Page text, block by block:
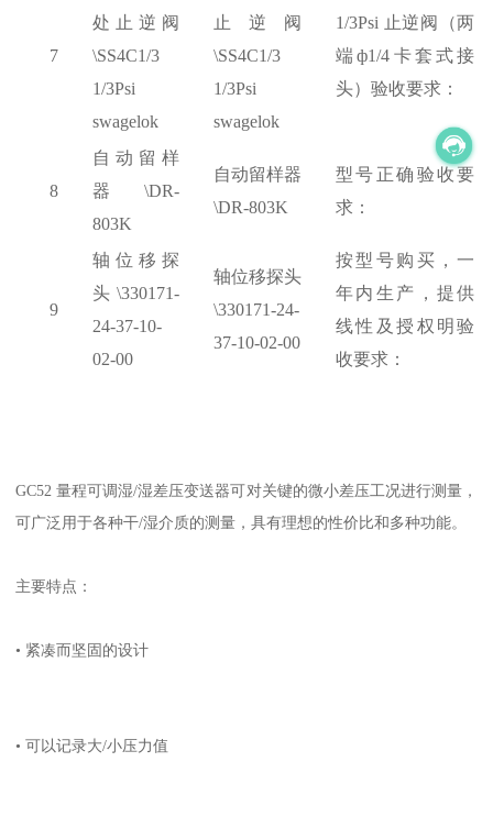
7
处止逆阀
\SS4C1/3
1/3Psi
swagelok
止逆阀
\SS4C1/3
1/3Psi
swagelok
1/3Psi 止逆阀（两
端ф1/4卡套式接
头）验收要求：
8
自动留样
器\DR-
803K
自动留样器
\DR-803K
型号正确验收要
求：
9
轴位移探
头\330171-
24-37-10-
02-00
轴位移探头
\330171-24-
37-10-02-00
按型号购买，一
年内生产，提供
线性及授权明验
收要求：
GC52 量程可调湿/湿差压变送器可对关键的微小差压工况进行测量，
可广泛用于各种干/湿介质的测量，具有理想的性价比和多种功能。
主要特点：
• 紧凑而坚固的设计
• 可以记录大/小压力值